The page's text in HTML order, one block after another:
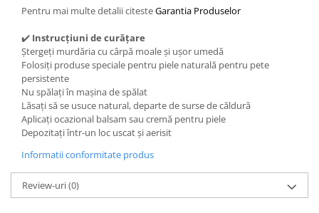
Pentru mai multe detalii citesteGarantia Produselor
✔️ Instrucțiuni de curățare
Ștergeți murdăria cu cârpă moale și ușor umedă
Folosiți produse speciale pentru piele naturală pentru pete
persistente
Nu spălați în mașina de spălat
Lăsați să se usuce natural, departe de surse de căldură
Aplicați ocazional balsam sau cremă pentru piele
Depozitați într-un loc uscat și aerisit
Informatii conformitate produs
Review-uri(0)